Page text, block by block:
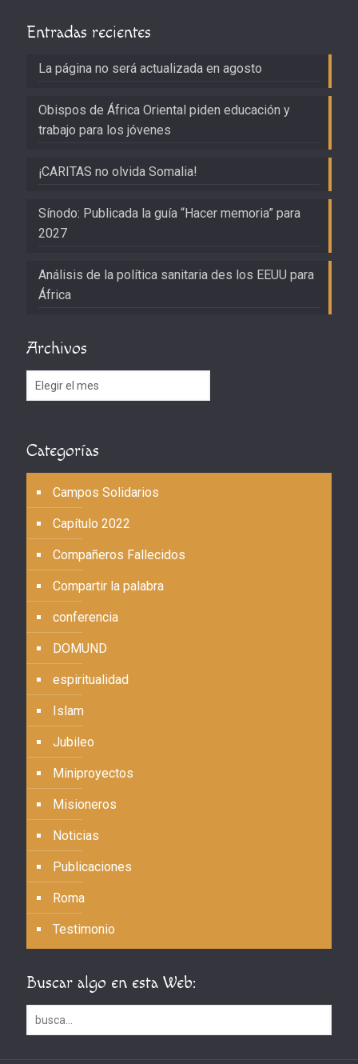
Entradas recientes
La página no será actualizada en agosto
Obispos de África Oriental piden educación y
trabajo para los jóvenes
¡CARITAS no olvida Somalia!
Sínodo: Publicada la guía “Hacer memoria” para
2027
Análisis de la política sanitaria des los EEUU para
África
Archivos
Archivos
Categorías
Campos Solidarios
Capítulo 2022
Compañeros Fallecidos
Compartir la palabra
conferencia
DOMUND
espiritualidad
Islam
Jubileo
Miniproyectos
Misioneros
Noticias
Publicaciones
Roma
Testimonio
Buscar algo en esta Web: